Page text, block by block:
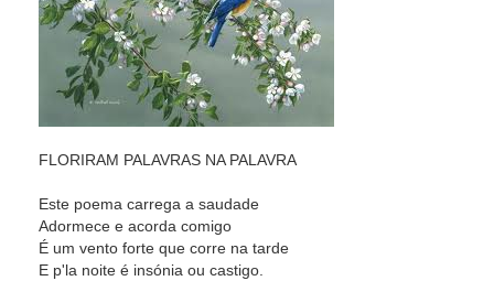
FLORIRAM PALAVRAS NA PALAVRA
Este poema carrega a saudade
Adormece e acorda comigo
É um vento forte que corre na tarde
E p'la noite é insónia ou castigo.